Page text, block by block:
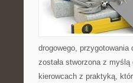
drogowego,
została stworzona z
kierowcach z praktyką,